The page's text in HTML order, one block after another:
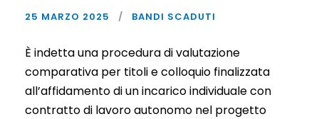
25 MARZO 2025 BANDI SCADUTI
È indetta una procedura di valutazione
comparativa per titoli e colloquio finalizzata
all’affidamento di un incarico individuale con
contratto di lavoro autonomo nel progetto